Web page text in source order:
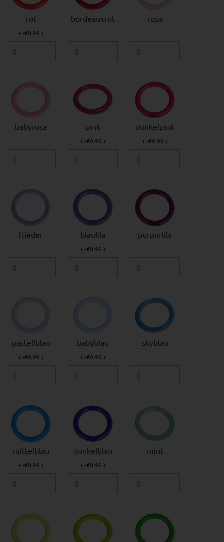
rot
( -€0.99 )
bordeauxrot rosa
babyrosa pink
( -€0.99 )
dunkelpink
( -€0.99 )
flieder blaulila
( -€0.99 )
purpurlila
pastellblau
( -€0.99 )
babyblau
( -€0.99 )
skyblau
mittelblau
( -€0.99 )
dunkelblau
( -€0.99 )
mint